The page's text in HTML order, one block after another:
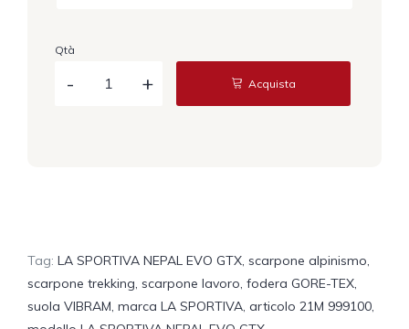
Qtà
Acquista
Tag: LA SPORTIVA NEPAL EVO GTX, scarpone alpinismo,
scarpone trekking, scarpone lavoro, fodera GORE-TEX,
suola VIBRAM, marca LA SPORTIVA, articolo 21M 999100,